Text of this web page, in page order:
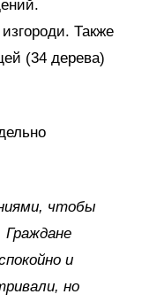
Также
(34 дерева)
чтобы
Граждане
и
но